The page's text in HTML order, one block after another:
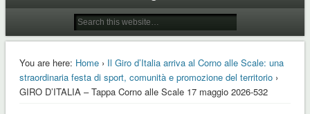
You are here: Home› Il Giro d’Italia arriva al Corno alle Scale: una
straordinaria festa di sport, comunità e promozione del territorio›
GIRO D’ITALIA – Tappa Corno alle Scale 17 maggio 2026-532